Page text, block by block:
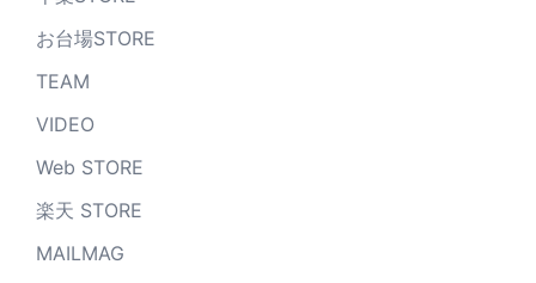
お台場STORE
TEAM
VIDEO
Web STORE
楽天 STORE
MAILMAG